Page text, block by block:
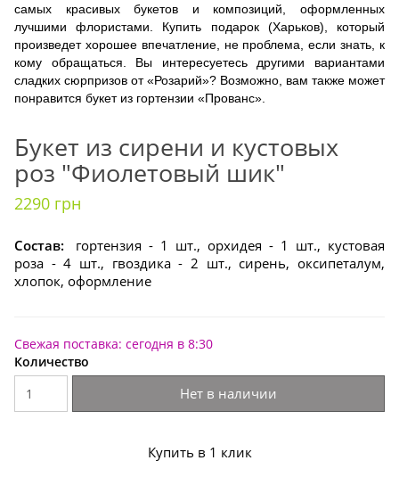
самых красивых букетов и композиций, оформленных
лучшими флористами. Купить подарок (Харьков), который
произведет хорошее впечатление, не проблема, если знать, к
кому обращаться. Вы интересуетесь другими вариантами
сладких сюрпризов от «Розарий»? Возможно, вам также может
понравится букет из гортензии «Прованс».
Букет из сирени и кустовых
роз "Фиолетовый шик"
2290 грн
Состав:
гортензия - 1 шт., орхидея - 1 шт., кустовая
роза - 4 шт., гвоздика - 2 шт., сирень, оксипеталум,
хлопок, оформление
Свежая поставка: сегодня в 8:30
Количество
Нет в наличии
Купить в 1 клик